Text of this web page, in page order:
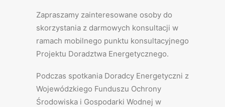
Zapraszamy zainteresowane osoby do
skorzystania z darmowych konsultacji w
ramach mobilnego punktu konsultacyjnego
Projektu Doradztwa Energetycznego.
Podczas spotkania Doradcy Energetyczni z
Wojewódzkiego Funduszu Ochrony
Środowiska i Gospodarki Wodnej w